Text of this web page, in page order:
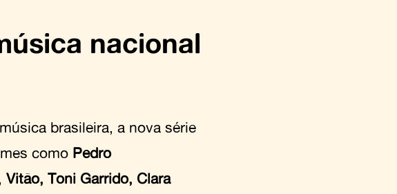
nacional
brasileira, a nova série
como Pedro
Vitão, Toni Garrido, Clara